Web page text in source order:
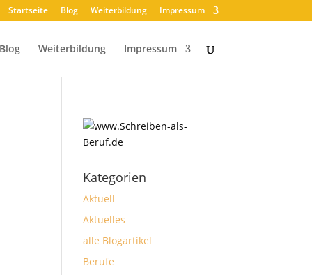
Startseite Blog Weiterbildung Impressum
Blog Weiterbildung Impressum
Kategorien
Aktuell
Aktuelles
alle Blogartikel
Berufe